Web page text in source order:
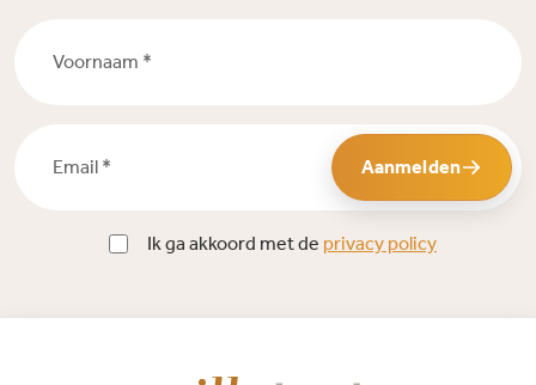
Aanmelden
Ik ga akkoord met de privacy policy